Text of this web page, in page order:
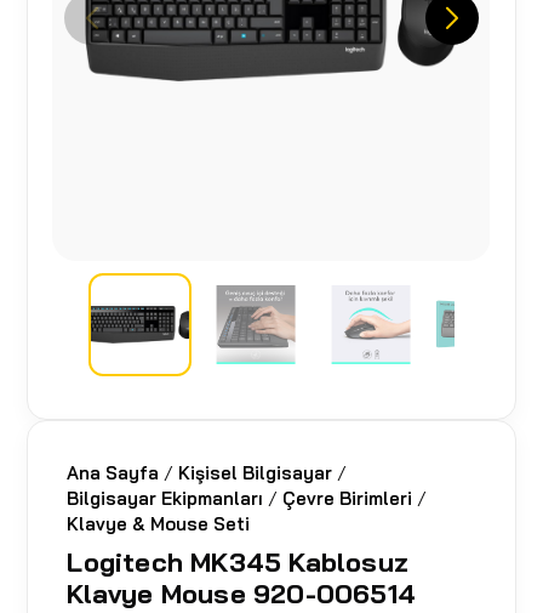
Ana Sayfa / Kişisel Bilgisayar /
Bilgisayar Ekipmanları / Çevre Birimleri /
Klavye & Mouse Seti
Logitech MK345 Kablosuz
Klavye Mouse 920-006514